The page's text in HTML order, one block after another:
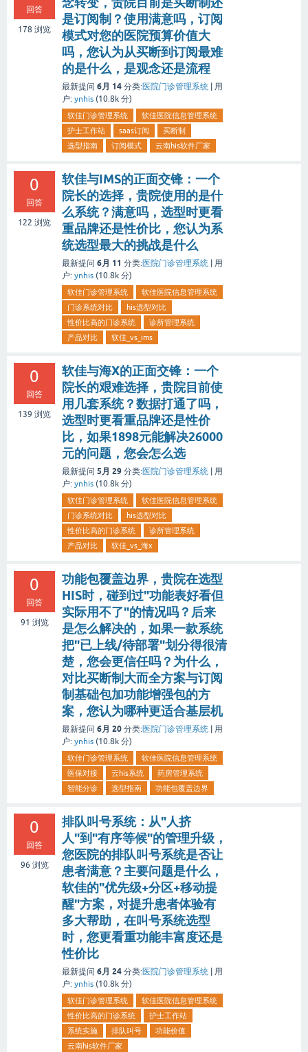
回答
178 浏览
是订阅制？使用满意吗，订阅
模式对您的医院预算价值大
吗，您认为从买断到订阅最难
的是什么，是观念还是流程
最新提问 6月 14 分类:医院门诊管理系统 | 用
户: ynhis (10.8k 分)
软佳门诊管理系统
软佳医院信息管理系统
护士工作站
saas订阅
买断制
选型指南
订阅模式 云南his软件厂家
0
回答
122 浏览
软佳与IMS的正面交锋：一个
院长的选择，贵院使用的是什
么系统？满意吗，选型时更看
重品牌还是性价比，您认为系
统选型最大的挑战是什么
最新提问 6月 11 分类:医院门诊管理系统 | 用
户: ynhis (10.8k 分)
软佳门诊管理系统
软佳医院信息管理系统
门诊系统对比
his选型对比
性价比高的门诊系统
诊所管理系统
产品对比
软佳_vs_ims
0
回答
139 浏览
软佳与海X的正面交锋：一个
院长的艰难选择，贵院目前使
用几套系统？数据打通了吗，
选型时更看重品牌还是性价
比，如果1898元能解决26000
元的问题，您会怎么选
最新提问 5月 29 分类:医院门诊管理系统 | 用
户: ynhis (10.8k 分)
软佳门诊管理系统
软佳医院信息管理系统
门诊系统对比
his选型对比
性价比高的门诊系统
诊所管理系统
产品对比
软佳_vs_海x
0
回答
91 浏览
功能包覆盖边界，贵院在选型
HIS时，碰到过"功能表好看但
实际用不了"的情况吗？后来
是怎么解决的，如果一款系统
把"已上线/待部署"划分得很清
楚，您会更信任吗？为什么，
对比买断制大而全方案与订阅
制基础包加功能增强包的方
案，您认为哪种更适合基层机
最新提问 6月 20 分类:医院门诊管理系统 | 用
户: ynhis (10.8k 分)
软佳门诊管理系统
软佳医院信息管理系统
医保对接
云his系统
药房管理系统
智能分诊
选型指南 功能包覆盖边界
0
回答
96 浏览
排队叫号系统：从"人挤
人"到"有序等候"的管理升级，
您医院的排队叫号系统是否让
患者满意？主要问题是什么，
软佳的"优先级+分区+移动提
醒"方案，对提升患者体验有
多大帮助，在叫号系统选型
时，您更看重功能丰富度还是
性价比
最新提问 6月 24 分类:医院门诊管理系统 | 用
户: ynhis (10.8k 分)
软佳门诊管理系统
软佳医院信息管理系统
性价比高的门诊系统
护士工作站
系统实施
排队叫号
功能价值
云南his软件厂家